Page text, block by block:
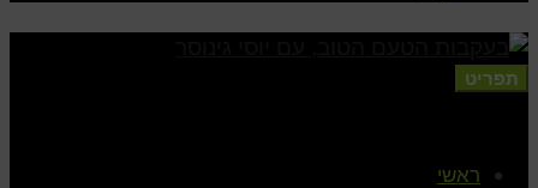
תפריט
ראשי